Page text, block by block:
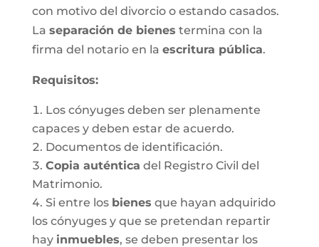
con motivo del divorcio o estando casados.
La separación de bienes termina con la
firma del notario en la escritura pública.
Requisitos:
Los cónyuges deben ser plenamente
capaces y deben estar de acuerdo.
Documentos de identificación.
Copia auténtica del Registro Civil del
Matrimonio.
Si entre los bienes que hayan adquirido
los cónyuges y que se pretendan repartir
hay inmuebles, se deben presentar los